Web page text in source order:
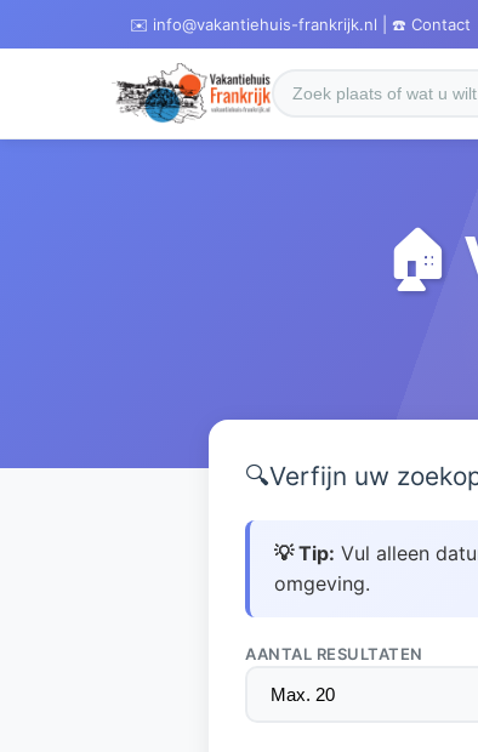
✉️ info@vakantiehuis-frankrijk.nl | ☎️ Contact
🏠
🔍Verfijn uw
💡 Tip: Vul alleen
omgeving.
AANTAL RESULTATEN